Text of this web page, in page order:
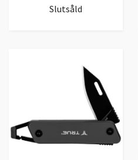
Slutsåld